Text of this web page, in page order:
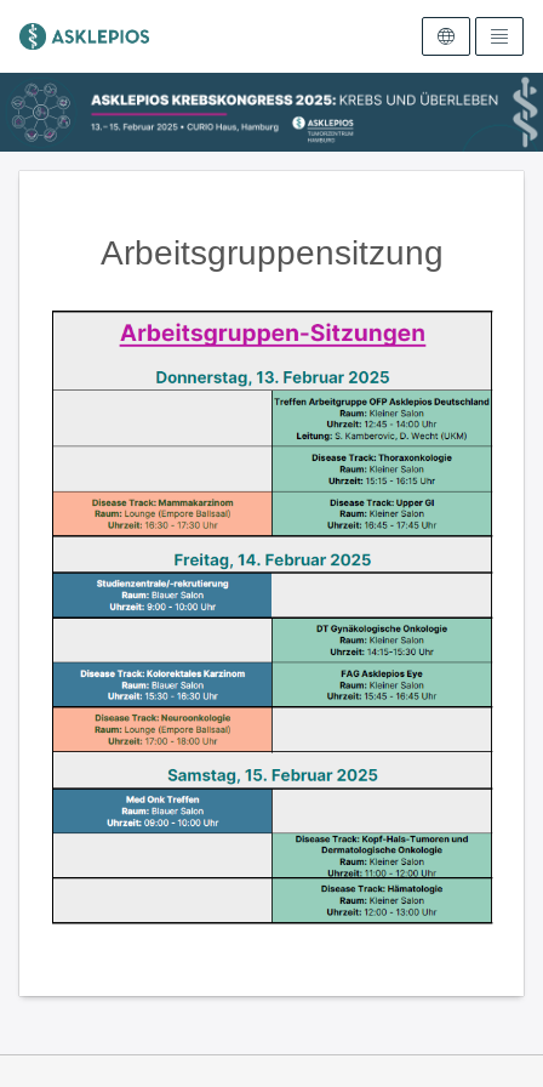
Zur Startseite
Arbeitsgruppensitzung